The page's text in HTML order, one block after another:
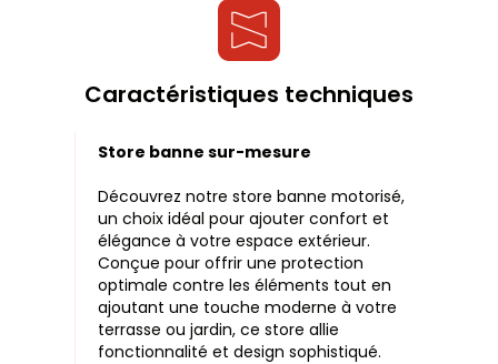
Caractéristiques techniques
Store banne sur-mesure
Découvrez notre store banne motorisé,
un choix idéal pour ajouter confort et
élégance à votre espace extérieur.
Conçue pour offrir une protection
optimale contre les éléments tout en
ajoutant une touche moderne à votre
terrasse ou jardin, ce store allie
fonctionnalité et design sophistiqué.